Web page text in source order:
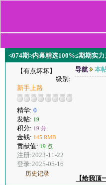
≮074期≯内幕精选100%≤期期实
【有点坏坏】
级别:
新手上路
精华: 0
发帖: 19
积分: 19 分
金钱: 145 RMB
贡献值: 19 点
注册:2023-11-22
登录:2025-05-16
历史记录
导航 本
【给我顶